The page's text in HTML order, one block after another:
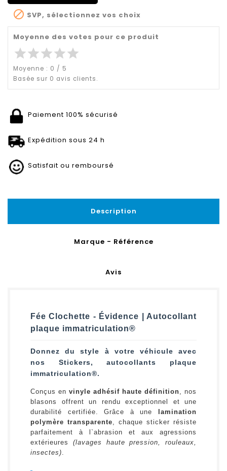
 SVP, sélectionnez vos choix
Moyenne des votes pour ce produit
starstarstarstarstar
Moyenne : 0 / 5
Basée sur 0 avis clients.
Paiement 100% sécurisé
Expédition sous 24 h
Satisfait ou remboursé
Description
Marque - Référence
Avis
Fée Clochette - Évidence | Autocollant
plaque immatriculation®
Donnez du style à votre véhicule avec
nos Stickers, autocollants plaque
immatriculation®.
Conçus en vinyle adhésif haute définition, nos
blasons offrent un rendu exceptionnel et une
durabilité certifiée. Grâce à une
lamination
polymère transparente, chaque sticker résiste
parfaitement à l`abrasion et aux agressions
extérieures (lavages haute pression, rouleaux,
insectes).